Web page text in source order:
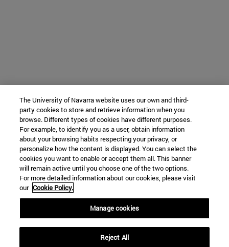
The University of Navarra website uses our own and third-
party cookies to store and retrieve information when you
browse. Different types of cookies have different purposes.
For example, to identify you as a user, obtain information
about your browsing habits respecting your privacy, or
personalize how the content is displayed. You can select the
cookies you want to enable or accept them all. This banner
will remain active until you choose one of the two options.
For more detailed information about our cookies, please visit
our Cookie Policy.
Manage cookies
Reject All